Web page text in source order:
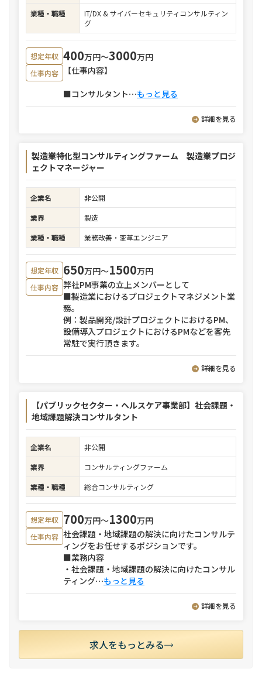
業種・職種
IT/DX & サイバーセキュリティコンサルティン
グ
想定年収 400万円〜3000万円
仕事内容
【仕事内容】
■コンサルタント⋯もっと見る
詳細を見る
製造業特化型コンサルティングファーム 製造業プロジ
ェクトマネージャー
企業名
非公開
業界
製造
業種・職種
業務改善・変革エンジニア
想定年収 650万円〜1500万円
仕事内容 弊社PM事業の立上メンバーとして
■製造業におけるプロジェクトマネジメント業
務。
例：製品開発/設計プロジェクトにおけるPM、
設備導入プロジェクトにおけるPMなどを客先
常駐で実行頂きます。
詳細を見る
【パブリックセクター・ヘルスケア事業部】社会課題・
地域課題解決コンサルタント
企業名
非公開
業界
コンサルティングファーム
業種・職種
総合コンサルティング
想定年収 700万円〜1300万円
仕事内容 社会課題・地域課題の解決に向けたコンサルテ
ィングをお任せするポジションです。
■業務内容
・社会課題・地域課題の解決に向けたコンサル
ティング⋯もっと見る
詳細を見る
求人をもっとみる